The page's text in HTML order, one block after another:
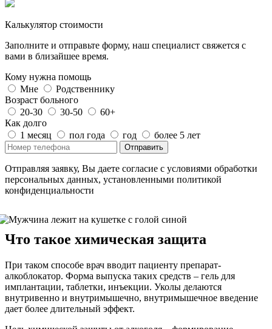
Калькулятор стоимости
Заполните и отправьте форму, наш специалист свяжется с
вами в близайшее время.
Кому нужна помощь
Мне
Родственнику
Возраст больного
20-30
30-50
60+
Как долго
1 месяц
пол года год более 5 лет
Отправить
Отправляя заявку, Вы даете согласие с условиями обработки
персональных данных, установленными политикой
конфиденциальности
Что такое химическая защита
При таком способе врач вводит пациенту препарат-
алкоблокатор. Форма выпуска таких средств – гель для
имплантации, таблетки, инъекции. Уколы делаются
внутривенно и внутримышечно, внутримышечное введение
дает более длительный эффект.